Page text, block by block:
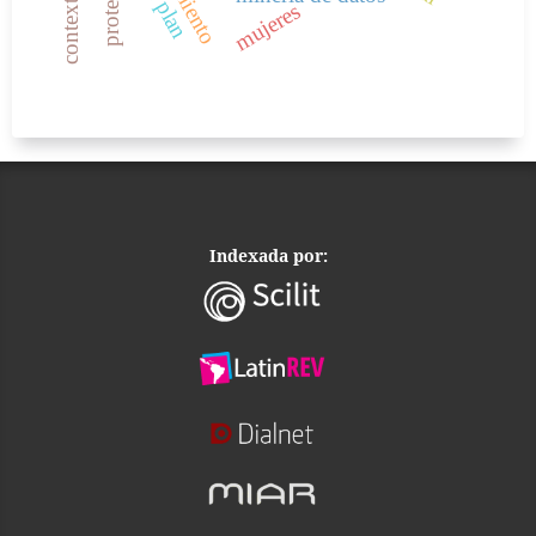
mujeres
context
Indexada por: